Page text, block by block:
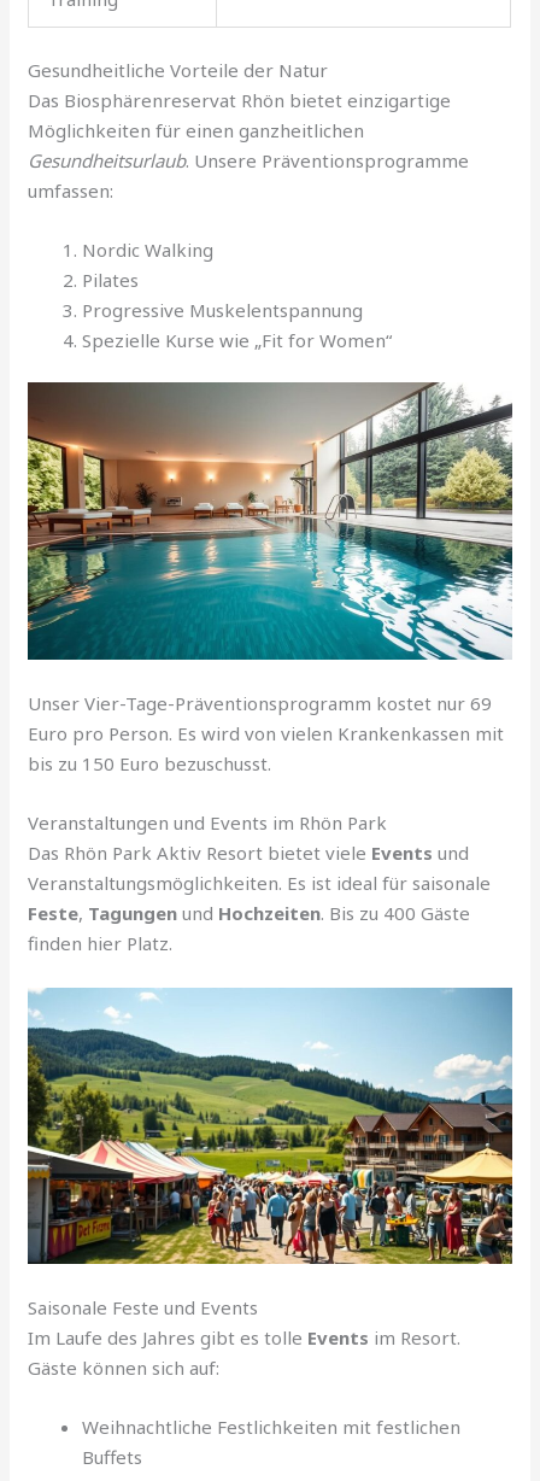
Gesundheitliche Vorteile der Natur
Das Biosphärenreservat Rhön bietet einzigartige
Möglichkeiten für einen ganzheitlichen
Gesundheitsurlaub. Unsere Präventionsprogramme
umfassen:
Nordic Walking
Pilates
Progressive Muskelentspannung
Spezielle Kurse wie „Fit for Women“
Unser Vier-Tage-Präventionsprogramm kostet nur 69
Euro pro Person. Es wird von vielen Krankenkassen mit
bis zu 150 Euro bezuschusst.
Veranstaltungen und Events im Rhön Park
Das Rhön Park Aktiv Resort bietet viele Events und
Veranstaltungsmöglichkeiten. Es ist ideal für saisonale
Feste, Tagungen und Hochzeiten. Bis zu 400 Gäste
finden hier Platz.
Saisonale Feste und Events
Im Laufe des Jahres gibt es tolle Events im Resort.
Gäste können sich auf:
Weihnachtliche Festlichkeiten mit festlichen
Buffets